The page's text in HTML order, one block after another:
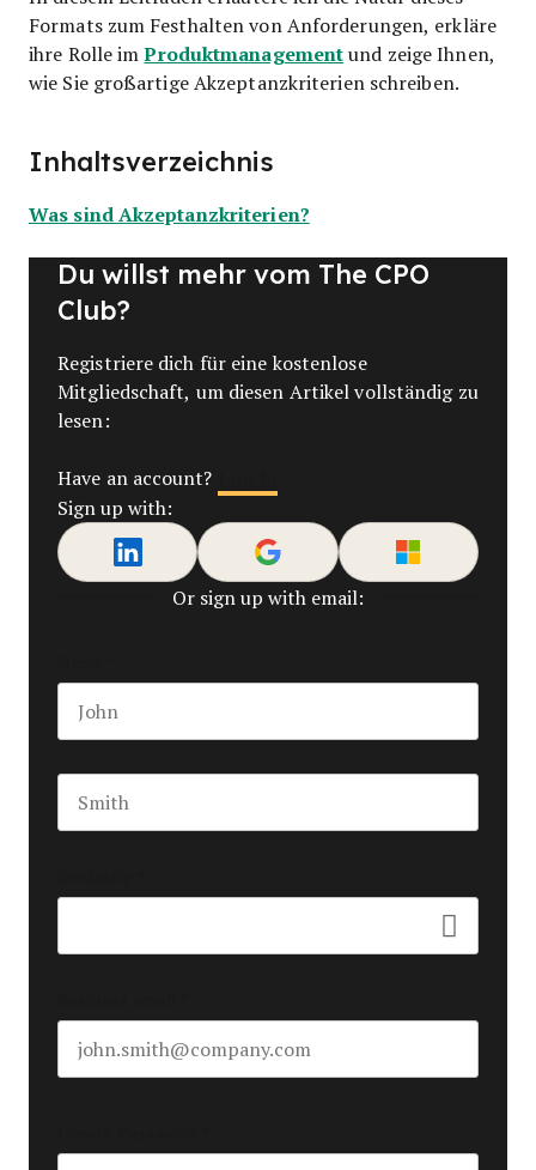
Formats zum Festhalten von Anforderungen, erkläre
ihre Rolle imProduktmanagementund zeige Ihnen,
wie Sie großartige Akzeptanzkriterien schreiben.
Inhaltsverzeichnis
Was sind Akzeptanzkriterien?
Du willst mehr vom The CPO
Club?
Registriere dich für eine kostenlose
Mitgliedschaft, um diesen Artikel vollständig zu
lesen:
Have an account?
Sign up with:
Or sign up with email: